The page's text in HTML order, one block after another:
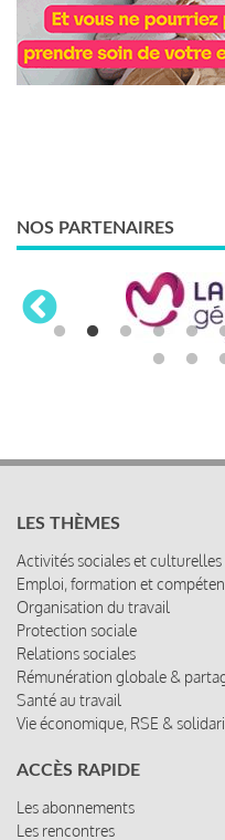
NOS PARTENAIRES
LES THÈMES
Activités sociales et culturelles
Emploi, formation et
Organisation du travail
Protection sociale
Relations sociales
Rémunération globale &
Santé au travail
Vie économique, RSE &
ACCÈS RAPIDE
Les abonnements
Les rencontres